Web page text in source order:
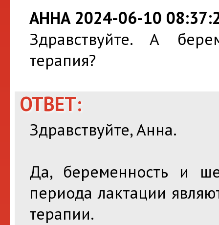
АННА 2024-06-10
Здравствуйте. А
терапия?
ОТВЕТ:
Здравствуйте, Анна.
Да, беременность и
периода лактации
терапии.